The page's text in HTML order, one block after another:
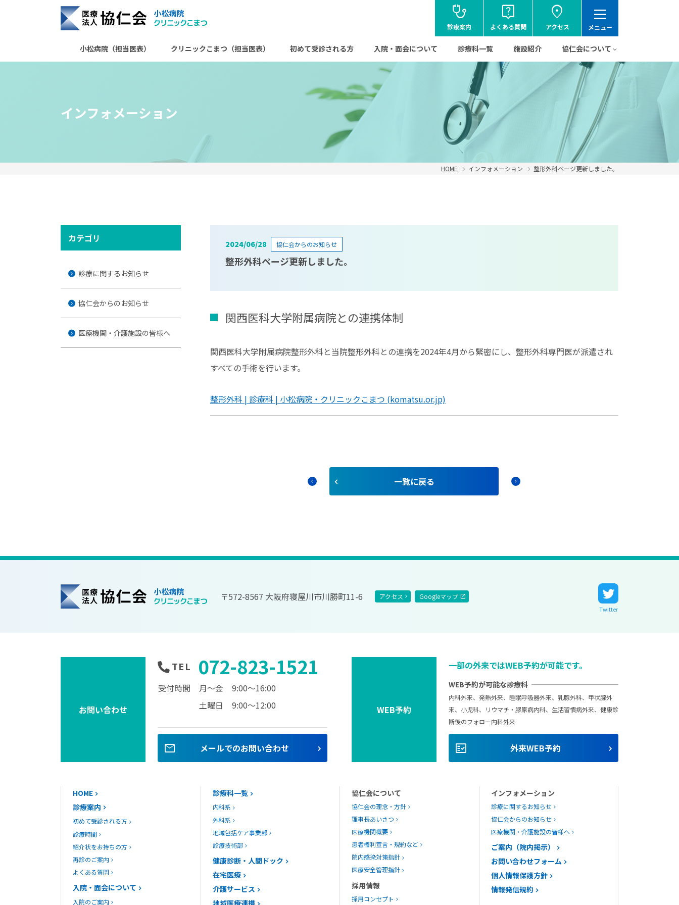
stethoscope
診療案内
live_help
よくある質問
location_on
アクセス
dehaze
メニュー
小松病院（担当医表） クリニックこまつ（担当医表） 初めて受診される方 入院・面会について 診療科一覧 施設紹介 協仁会について
インフォメーション
HOME インフォメーション 整形外科ページ更新しました。
カテゴリ
診療に関するお知らせ
協仁会からのお知らせ
医療機関・介護施設の皆様へ
2024/06/28
整形外科ページ更新しました。
協仁会からのお知らせ
関西医科大学附属病院との連携体制
関西医科大学附属病院整形外科と当院整形外科との連携を2024年4月から緊密にし、整形外科専門医が派遣され
すべての手術を行います。
整形外科 | 診療科 | 小松病院・クリニックこまつ (komatsu.or.jp)
chevron_left ⼀覧に戻る chevron_right
〒572-8567 大阪府寝屋川市川勝町11-6 アクセス Googleマップ
Twitter
お問い合わせ
TEL 072-823-1521
受付時間 月～金
9:00～16:00
土曜日
9:00～12:00
mail メールでのお問い合わせ
WEB予約
一部の外来ではWEB予約が可能です。
WEB予約が可能な診療科
内科外来、発熱外来、睡眠呼吸器外来、乳腺外科、甲状腺外
来、小児科、リウマチ・膠原病内科、生活習慣病外来、健康診
断後のフォロー内科外来
fact_check 外来WEB予約
HOME
診療案内
初めて受診される方
診療時間
紹介状をお持ちの方
再診のご案内
よくある質問
入院・面会について
入院のご案内
診療科一覧
内科系
外科系
地域包括ケア事業部
診療技術部
健康診断・人間ドック
在宅医療
介護サービス
協仁会について
協仁会の理念・方針
理事長あいさつ
医療機関概要
患者権利宣言・規約など
院内感染対策指針
医療安全管理指針
採用情報
採用コンセプト
インフォメーション
診療に関するお知らせ
協仁会からのお知らせ
医療機関・介護施設の皆様へ
ご案内（院内掲示）
お問い合わせフォーム
個人情報保護方針
情報発信規約